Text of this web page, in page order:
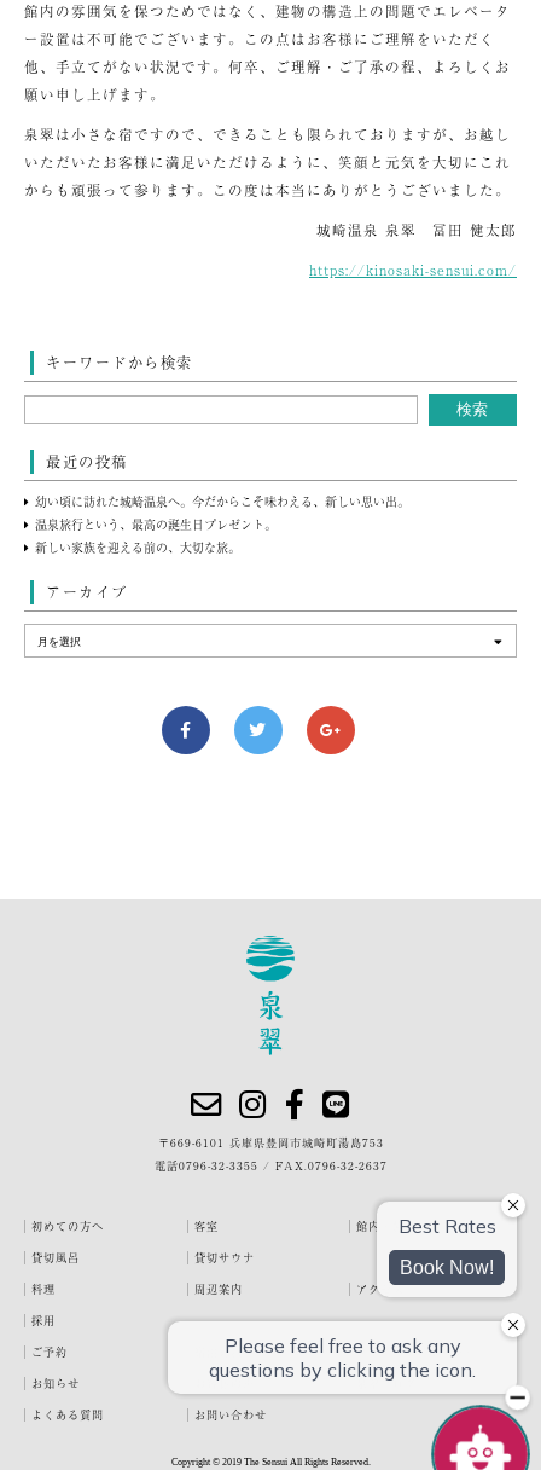
館内の雰囲気を保つためではなく、建物の構造上の問題でエレベータ
ー設置は不可能でございます。この点はお客様にご理解をいただく
他、手立てがない状況です。何卒、ご理解・ご了承の程、よろしくお
願い申し上げます。
泉翠は小さな宿ですので、できることも限られておりますが、お越し
いただいたお客様に満足いただけるように、笑顔と元気を大切にこれ
からも頑張って参ります。この度は本当にありがとうございました。
城崎温泉 泉翠 冨田 健太郎
https://kinosaki-sensui.com/
キーワードから検索
最近の投稿
幼い頃に訪れた城崎温泉へ。今だからこそ味わえる、新しい思い出。
温泉旅行という、最高の誕生日プレゼント。
新しい家族を迎える前の、大切な旅。
アーカイブ
〒669-6101 兵庫県豊岡市城崎町湯島753
電話0796-32-3355 / FAX.0796-32-2637
初めての方へ 客室
館内・施設
貸切風呂
貸切サウナ
料理
周辺案内
アクセス
採用
ご予約
宿泊約款
プライバシーポリシー
お知らせ
お客様の声
泉翠ブログ
よくある質問
お問い合わせ
Copyright © 2019 The Sensui All Rights Reserved.